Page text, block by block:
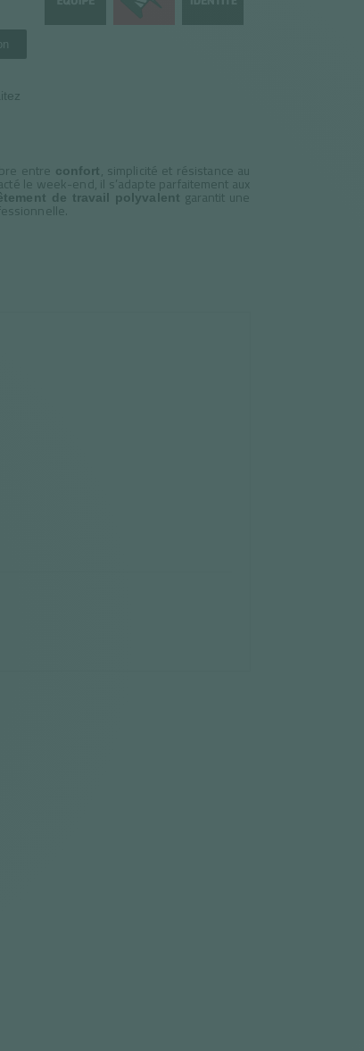
entre confort, simplicité et résistance au
le week-end, il s’adapte parfaitement aux
de travail polyvalent garantit une